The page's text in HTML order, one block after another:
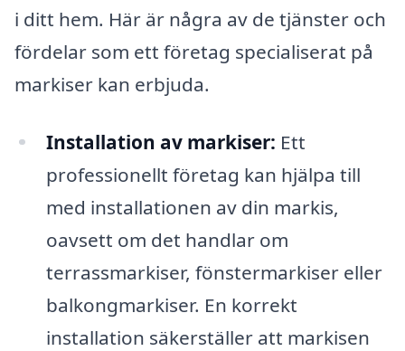
i ditt hem. Här är några av de tjänster och
fördelar som ett företag specialiserat på
markiser kan erbjuda.
Installation av markiser: Ett
professionellt företag kan hjälpa till
med installationen av din markis,
oavsett om det handlar om
terrassmarkiser, fönstermarkiser eller
balkongmarkiser. En korrekt
installation säkerställer att markisen